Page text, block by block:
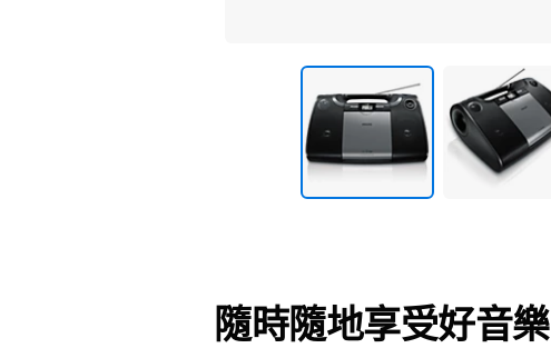
隨時隨地享受好音樂